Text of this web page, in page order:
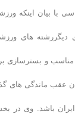
با بیان اینکه
دیگررشته های
مناسب و بسترسازی
عقب ماندگی های
ایران باشد. وی در